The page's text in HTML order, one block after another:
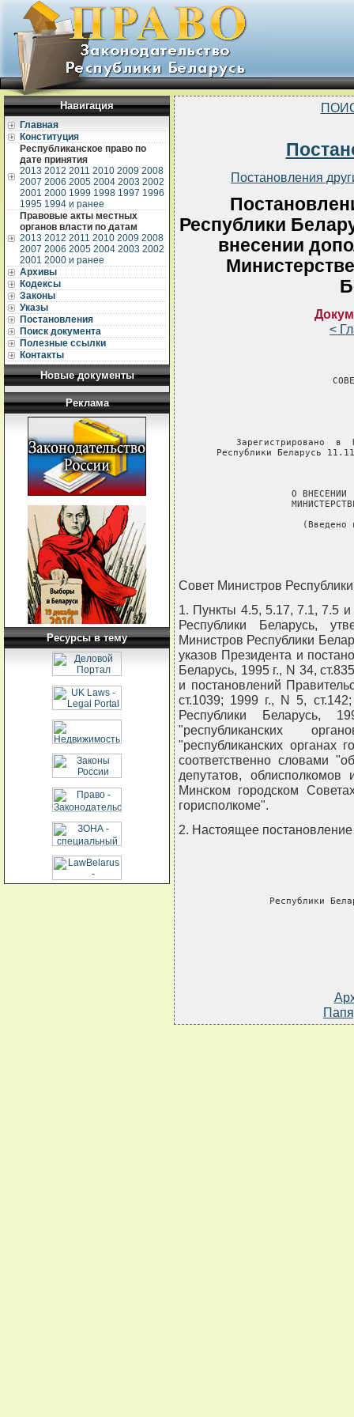
Навигация
Главная
Конституция
Республиканское право по
дате принятия
2013 2012 2011 2010 2009 2008
2007 2006 2005 2004 2003 2002
2001 2000 1999 1998 1997 1996
1995 1994 и ранее
Правовые акты местных
органов власти по датам
2013 2012 2011 2010 2009 2008
2007 2006 2005 2004 2003 2002
2001 2000 и ранее
Архивы
Кодексы
Законы
Указы
Постановления
Поиск документа
Полезные ссылки
Контакты
Новые документы
Реклама
Ресурсы в тему
Постановления
Республики
внесении
<
Зарегистрировано  в
Республики Беларусь
О ВНЕСЕНИИ
(Введено
Совет Министров
1. Пункты 4.5, 5.17, 7.1, 7.5
Республики Беларусь,
Министров Республики
указов Президента и
Беларусь, 1995 г., N 34,
и постановлений
ст.1039; 1999 г., N 5,
Республики
"республиканских
"республиканских органах
соответственно словами
депутатов, облисполкомов
Минском городском
горисполкоме".
2. Настоящее постановление
Республики